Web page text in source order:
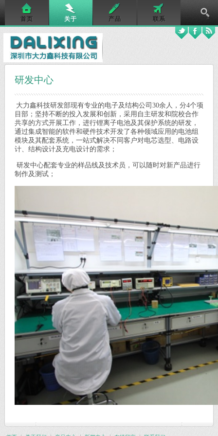
首页 关于 产品 联系
研发中心
大力鑫科技研发部现有专业的电子及结构公司30余人，分4个项
目部；坚持不断的投入发展和创新，采用自主研发和院校合作
共享的方式开展工作，进行锂离子电池及其保护系统的研发，
通过集成智能的软件和硬件技术开发了各种领域应用的电池组
模块及其配套系统，一站式解决不同客户对电芯选型、电路设
计、结构设计及充电设计的需求；
研发中心配套专业的样品线及技术员，可以随时对新产品进行
制作及测试；